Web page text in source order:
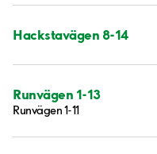
Hackstavägen 8-14
Runvägen 1-13
Runvägen 1-11